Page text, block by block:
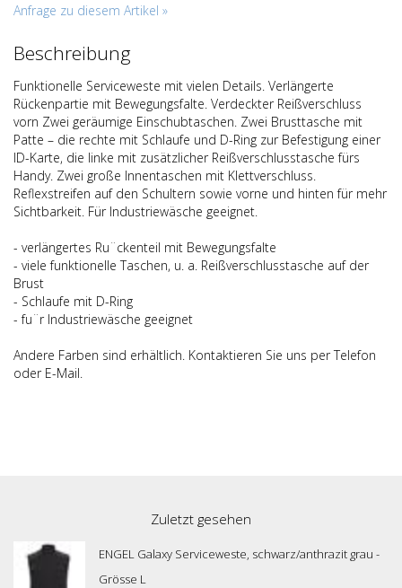
Anfrage zu diesem Artikel »
Beschreibung
Funktionelle Serviceweste mit vielen Details. Verlängerte
Rückenpartie mit Bewegungsfalte. Verdeckter Reißverschluss
vorn Zwei geräumige Einschubtaschen. Zwei Brusttasche mit
Patte – die rechte mit Schlaufe und D-Ring zur Befestigung einer
ID-Karte, die linke mit zusätzlicher Reißverschlusstasche fürs
Handy. Zwei große Innentaschen mit Klettverschluss.
Reflexstreifen auf den Schultern sowie vorne und hinten für mehr
Sichtbarkeit. Für Industriewäsche geeignet.
- verlängertes Ru¨ckenteil mit Bewegungsfalte
- viele funktionelle Taschen, u. a. Reißverschlusstasche auf der
Brust
- Schlaufe mit D-Ring
- fu¨r Industriewäsche geeignet
Andere Farben sind erhältlich. Kontaktieren Sie uns per Telefon
oder E-Mail.
Zuletzt gesehen
ENGEL Galaxy Serviceweste, schwarz/anthrazit grau -
Grösse L